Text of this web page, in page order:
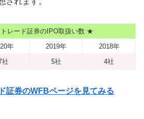
レード証券のIPO取扱い数 ★
年 2019年
2018年
社 5社 4社
証券のWFBページを見てみる